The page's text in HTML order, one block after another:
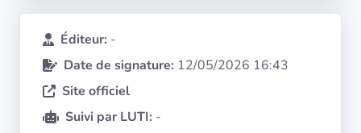
Langues
Architectures
Éditeur: -
Date de signature: 12/05/2026 16:43
Site officiel
Suivi par LUTI: -